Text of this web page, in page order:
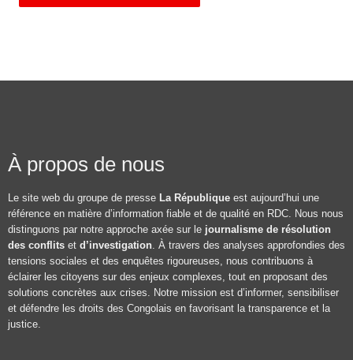
À propos de nous
Le site web du groupe de presse La République est aujourd’hui une
référence en matière d’information fiable et de qualité en RDC. Nous nous
distinguons par notre approche axée sur le journalisme de résolution
des conflits et d’investigation. À travers des analyses approfondies des
tensions sociales et des enquêtes rigoureuses, nous contribuons à
éclairer les citoyens sur des enjeux complexes, tout en proposant des
solutions concrètes aux crises. Notre mission est d’informer, sensibiliser
et défendre les droits des Congolais en favorisant la transparence et la
justice.